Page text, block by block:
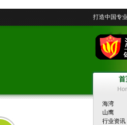
打造中国专
首
首
海湾
山鹰
行业资讯